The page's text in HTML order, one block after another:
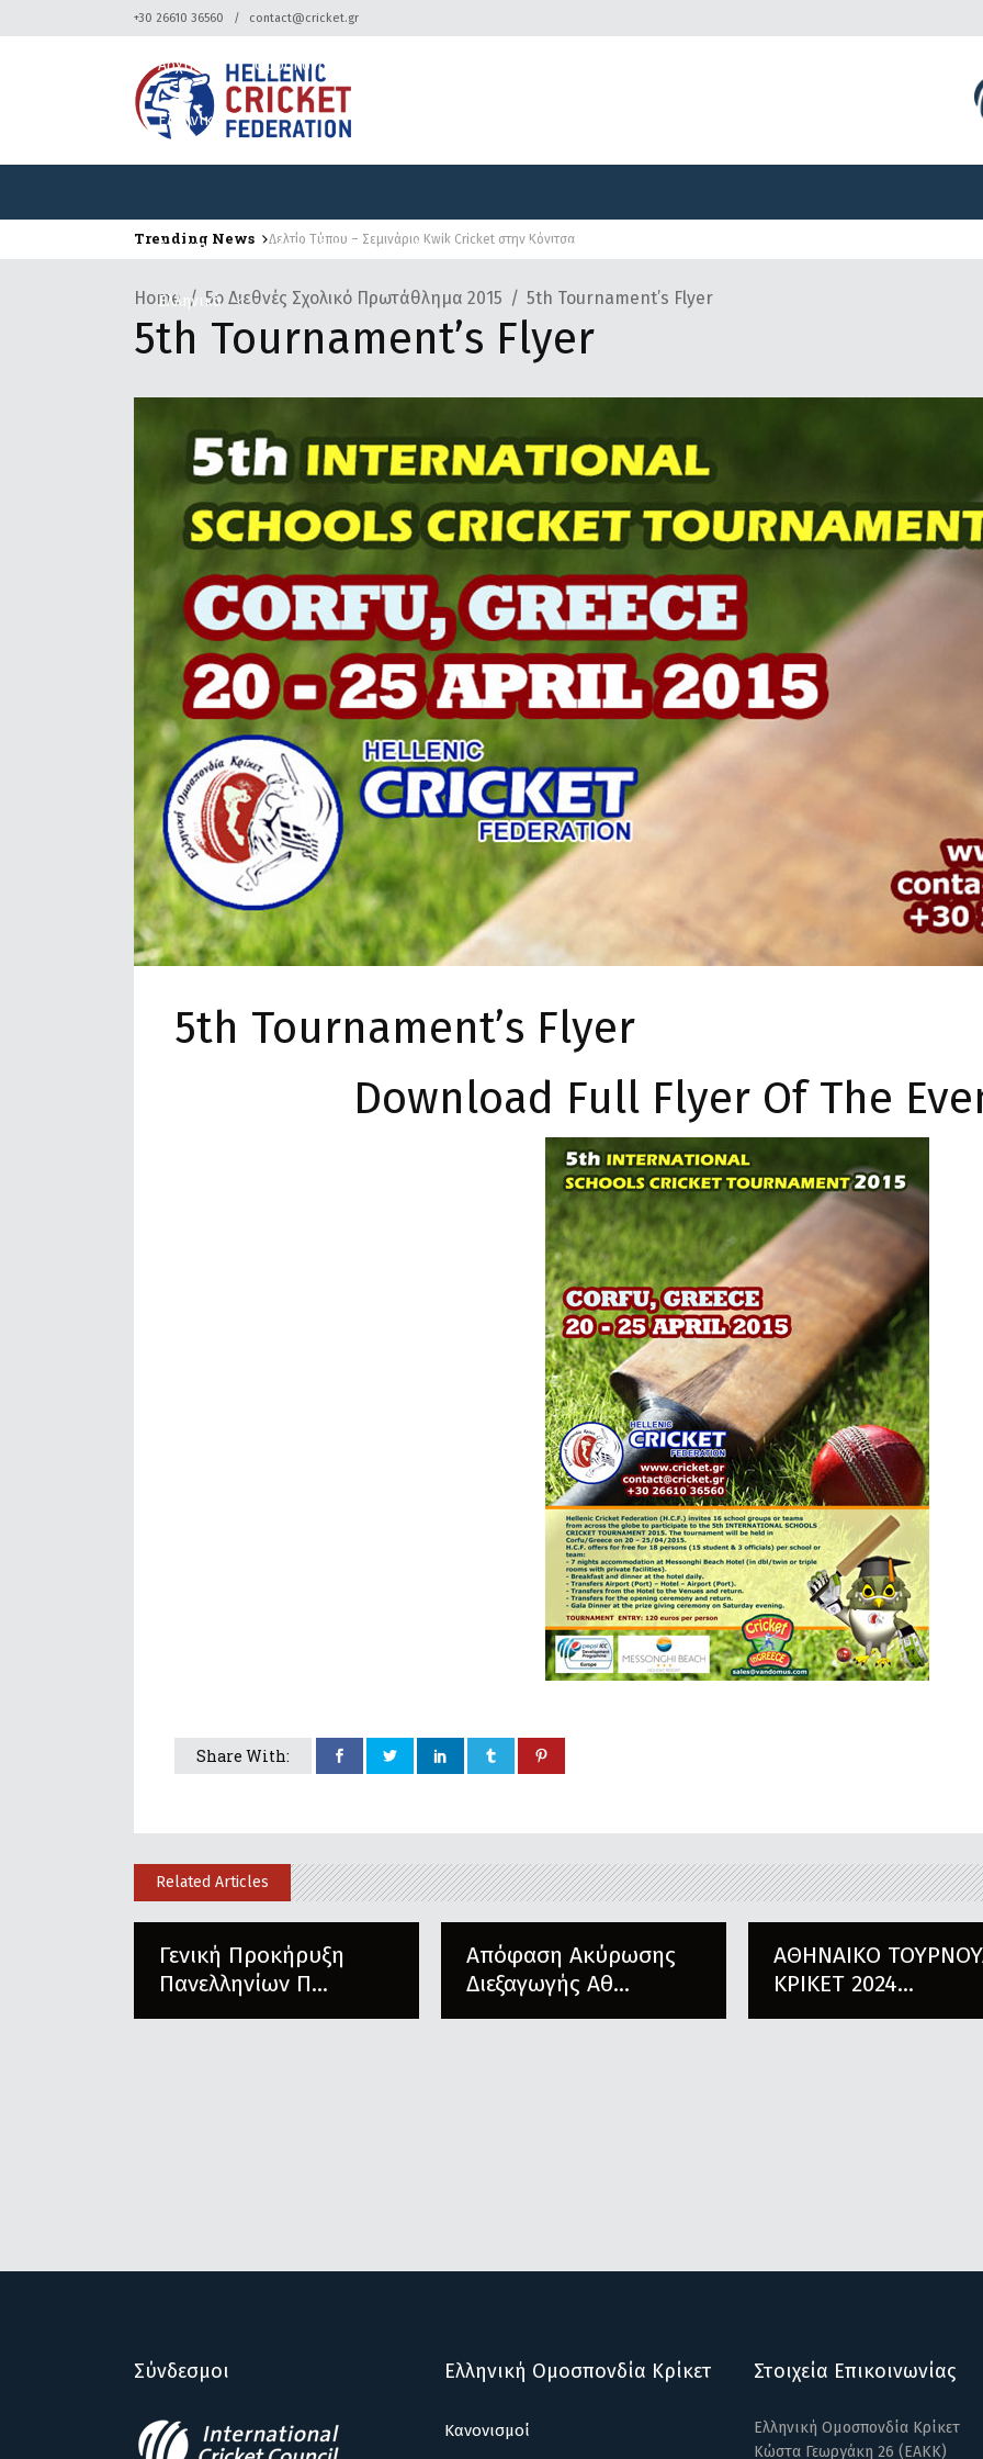
+30 26610 36560 contact@cricket.gr
Αρχική Ομοσπονδία Κρίκετ Διοργανώσεις
Ελληνικά
Αρχική Ομοσπονδία
Ελληνικά
Trending News Δελτίο Τύπου – Σεμινάριο Kwik Cricket στην Κόνιτσα
Home 5ο Διεθνές Σχολικό Πρωτάθλημα 2015 5th Tournament’s Flyer
5th Tournament’s Flyer
5th Tournament’s Flyer
Download Full Flyer Of The
Share With:
Related Articles
Γενική Προκήρυξη
Πανελληνίων Π...
Απόφαση Ακύρωσης
Διεξαγωγής Αθ...
ΑΘΗΝΑΙΚΟ
ΚΡΙΚΕΤ 2024...
Σύνδεσμοι Ελληνική Ομοσπονδία Κρίκετ
Κανονισμοί
Στοιχεία Επικοινωνίας
Ελληνική Ομοσπονδία Κρίκετ
Κώστα Γεωργάκη 26 (ΕΑΚΚ)